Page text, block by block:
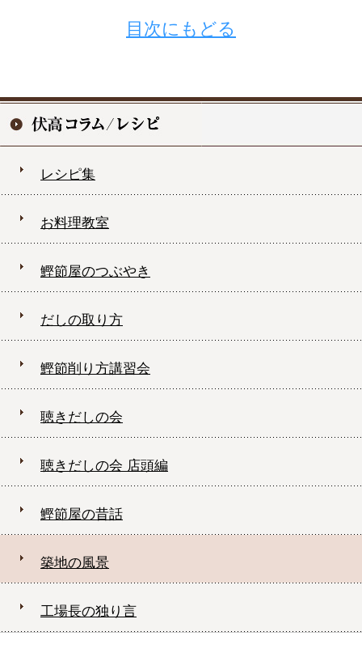
目次にもどる
レシピ集
お料理教室
鰹節屋のつぶやき
だしの取り方
鰹節削り方講習会
聴きだしの会
聴きだしの会 店頭編
鰹節屋の昔話
築地の風景
工場長の独り言